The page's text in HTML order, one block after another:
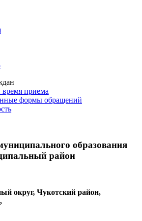
приема
формы обращений
образования
район
округ, Чукотский район,